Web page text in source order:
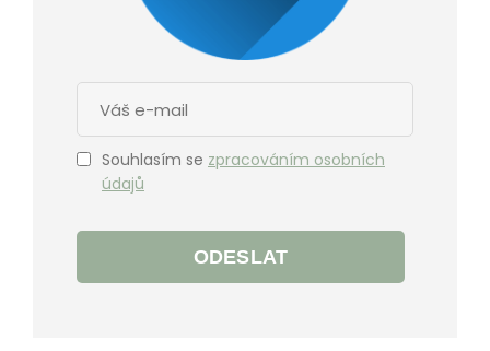
Souhlasím se zpracováním osobních
údajů
ODESLAT